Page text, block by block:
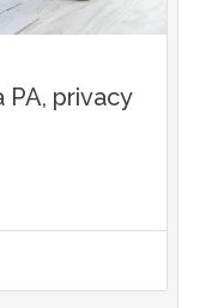
PA, privacy